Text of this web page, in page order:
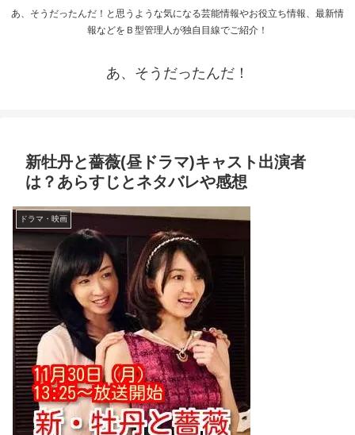
あ、そうだったんだ！と思うような気になる芸能情報やお役立ち情報、最新情
報などをＢ型管理人が独自目線でご紹介！
あ、そうだったんだ！
新牡丹と薔薇(昼ドラマ)キャスト出演者
は？あらすじとネタバレや感想
ドラマ・映画